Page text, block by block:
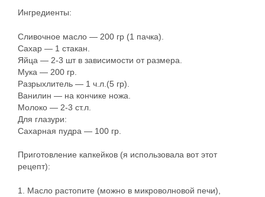
Ингредиенты:
Сливочное масло — 200 гр (1 пачка).
Сахар — 1 стакан.
Яйца — 2-3 шт в зависимости от размера.
Мука — 200 гр.
Разрыхлитель — 1 ч.л.(5 гр).
Ванилин — на кончике ножа.
Молоко — 2-3 ст.л.
Для глазури:
Сахарная пудра — 100 гр.
Приготовление капкейков (я использовала вот этот
рецепт):
1. Масло растопите (можно в микроволновой печи),